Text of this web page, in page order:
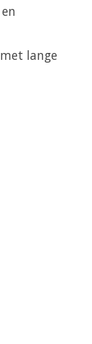
lange